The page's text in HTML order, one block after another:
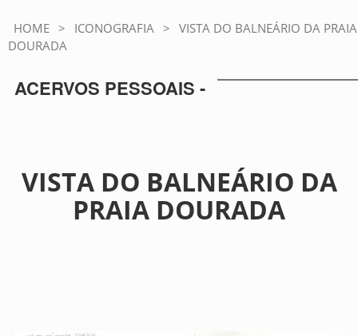
HOME > ICONOGRAFIA > VISTA DO BALNEÁRIO DA PRAIA
DOURADA
ACERVOS PESSOAIS -
VISTA DO BALNEÁRIO DA
PRAIA DOURADA